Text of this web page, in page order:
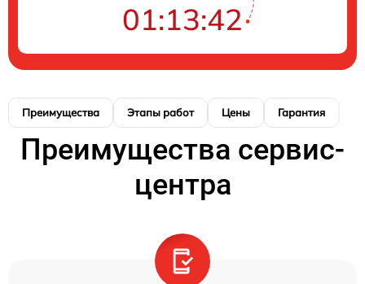
01:13:41
Преимущества Этапы работ Цены Гарантия
Преимущества сервис-
центра